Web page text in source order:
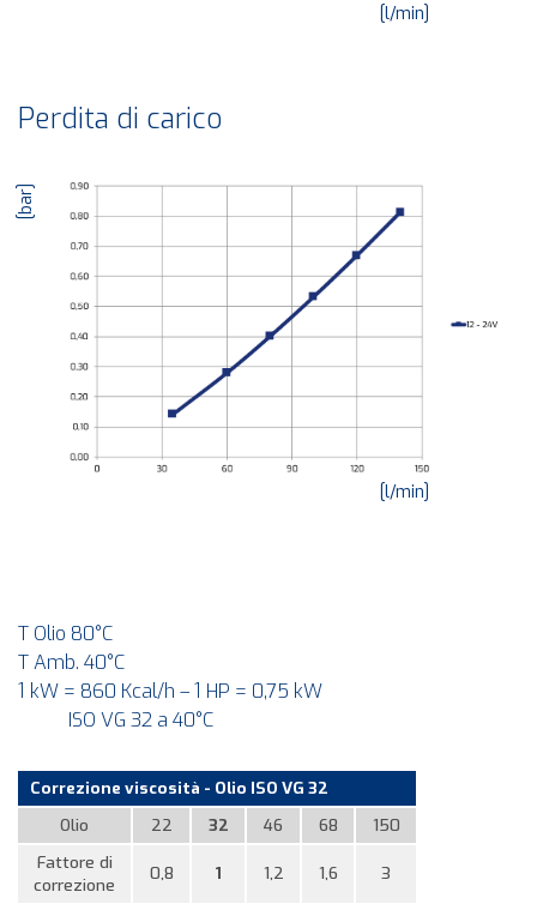
[l/min]
Perdita di carico
[bar]
[l/min]
T Olio 80°C
T Amb. 40°C
1 kW = 860 Kcal/h – 1 HP = 0,75 kW
ISO VG 32 a 40°C
Correzione viscosità - Olio ISO VG 32
Olio
22 32 46 68
150
Fattore di
correzione
0,8 1 1,2 1,6 3